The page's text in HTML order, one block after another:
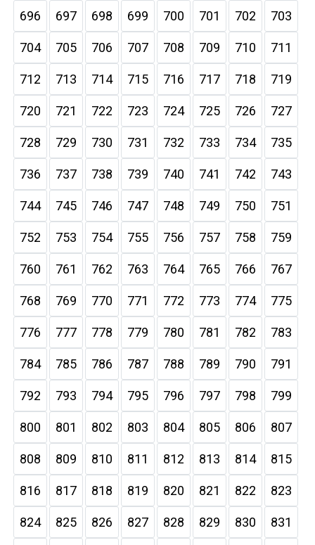
696 697 698 699 700 701 702 703
704 705 706 707 708 709 710 711
712 713 714 715 716 717 718 719
720 721 722 723 724 725 726 727
728 729 730 731 732 733 734 735
736 737 738 739 740 741 742 743
744 745 746 747 748 749 750 751
752 753 754 755 756 757 758 759
760 761 762 763 764 765 766 767
768 769 770 771 772 773 774 775
776 777 778 779 780 781 782 783
784 785 786 787 788 789 790 791
792 793 794 795 796 797 798 799
800 801 802 803 804 805 806 807
808 809 810 811 812 813 814 815
816 817 818 819 820 821 822 823
824 825 826 827 828 829 830 831